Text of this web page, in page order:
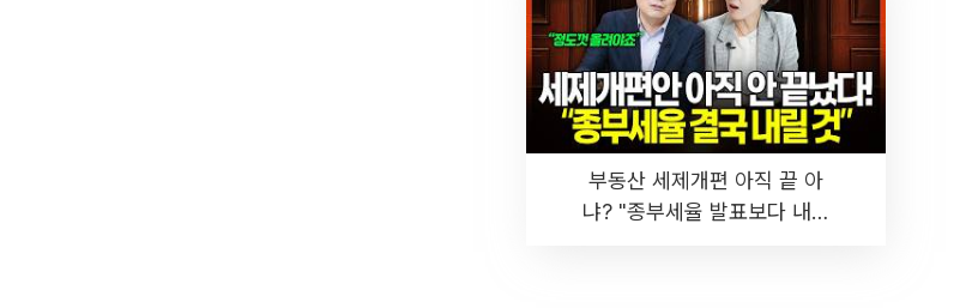
부동산 세제개편 아직 끝 아
냐? "종부세율 발표보다 내릴